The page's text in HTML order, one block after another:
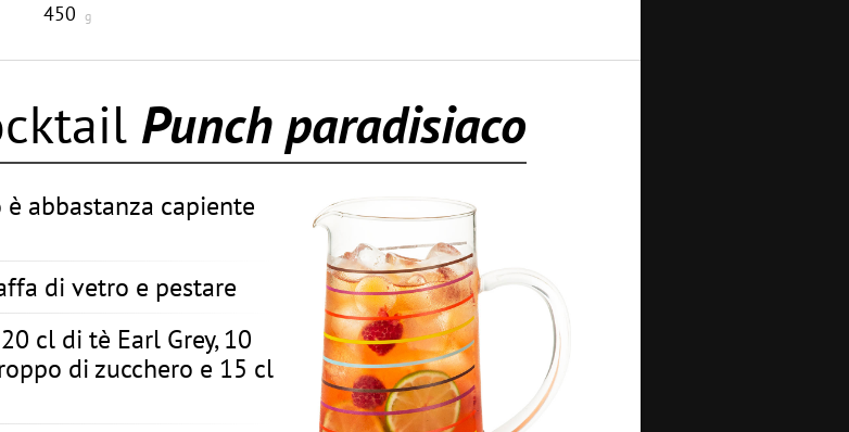
450 g
Punch paradisiaco
abbastanza capiente
di vetro e pestare
cl di tè Earl Grey, 10
di zucchero e 15 cl